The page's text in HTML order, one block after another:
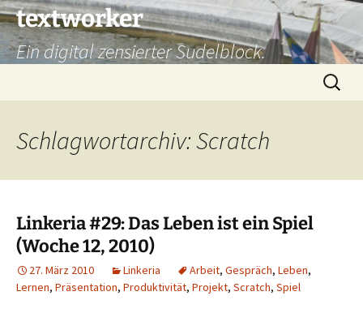
Zum
Inhalt
springen
textworker
Ein digital zensierter Sudelblock.
Suchen
nach:
Schlagwortarchiv: Scratch
Linkeria #29: Das Leben ist ein Spiel
(Woche 12, 2010)
27. März 2010 Linkeria Arbeit, Gespräch, Leben,
Lernen, Präsentation, Produktivität, Projekt, Scratch, Spiel